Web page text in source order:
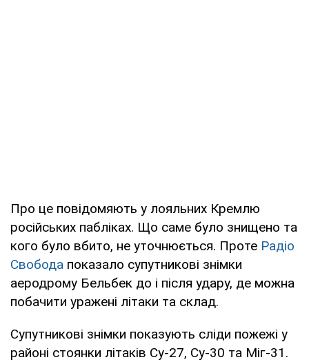
Про це повідомяють у лояльних Кремлю
російських пабліках. Що саме було знищено та
кого було вбито, не уточнюється. Проте Радіо
Свобода показало супутникові знімки
аеродрому Бельбек до і після удару, де можна
побачити уражені літаки та склад.
Супутникові знімки показують сліди пожежі у
районі стоянки літаків Су-27, Су-30 та Міг-31.